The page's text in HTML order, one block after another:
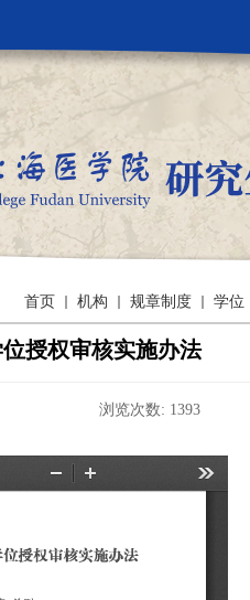
首页 机构 规章制度 学位
授权审核实施办法
21 浏览次数: 1393